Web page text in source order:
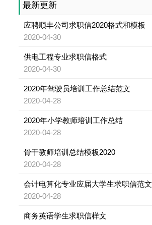
最新更新
应聘顺丰公司求职信2020格式和模板
2020-04-30
供电工程专业求职信格式
2020-04-30
2020年驾驶员培训工作总结范文
2020-04-28
2020年小学教师培训工作总结
2020-04-28
骨干教师培训总结模板2020
2020-04-28
会计电算化专业应届大学生求职信范文
2020-04-28
商务英语学生求职信样文